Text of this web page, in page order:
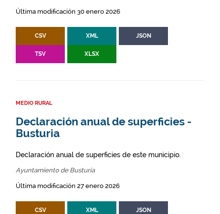
Última modificación 30 enero 2026
CSV XML JSON
TSV XLSX
MEDIO RURAL
Declaración anual de superficies -
Busturia
Declaración anual de superficies de este municipio.
Ayuntamiento de Busturia
Última modificación 27 enero 2026
CSV XML JSON